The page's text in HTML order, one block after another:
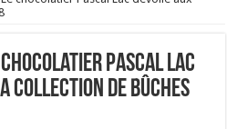
Pascal Lac
Collection de bûches